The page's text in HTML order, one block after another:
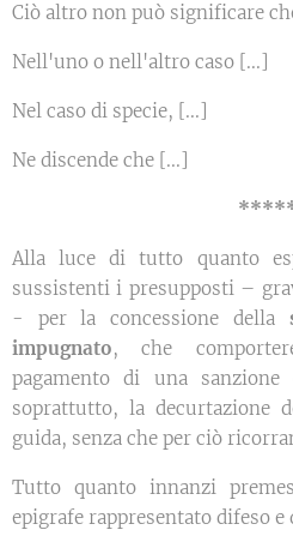
Ciò altro non può significare
Nell'uno o nell'altro caso [...]
Nel caso di specie, [...]
Ne discende che [...]
Alla luce di tutto quanto
sussistenti i presupposti –
- per la concessione della
impugnato, che
pagamento di una
soprattutto, la decurtazione
guida, senza che per ciò
Tutto quanto innanzi
epigrafe rappresentato difeso